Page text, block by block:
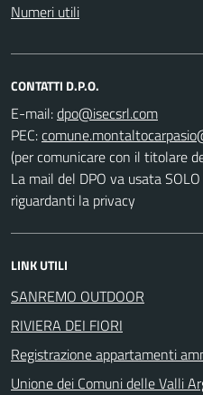
Numeri utili
CONTATTI D.P.O.
E-mail:
PEC:
(per comunicare con il titolare
La mail del DPO va usata
riguardanti la privacy
LINK UTILI
SANREMO OUTDOOR
RIVIERA DEI FIORI
Registrazione appartamenti
Unione dei Comuni delle Valli